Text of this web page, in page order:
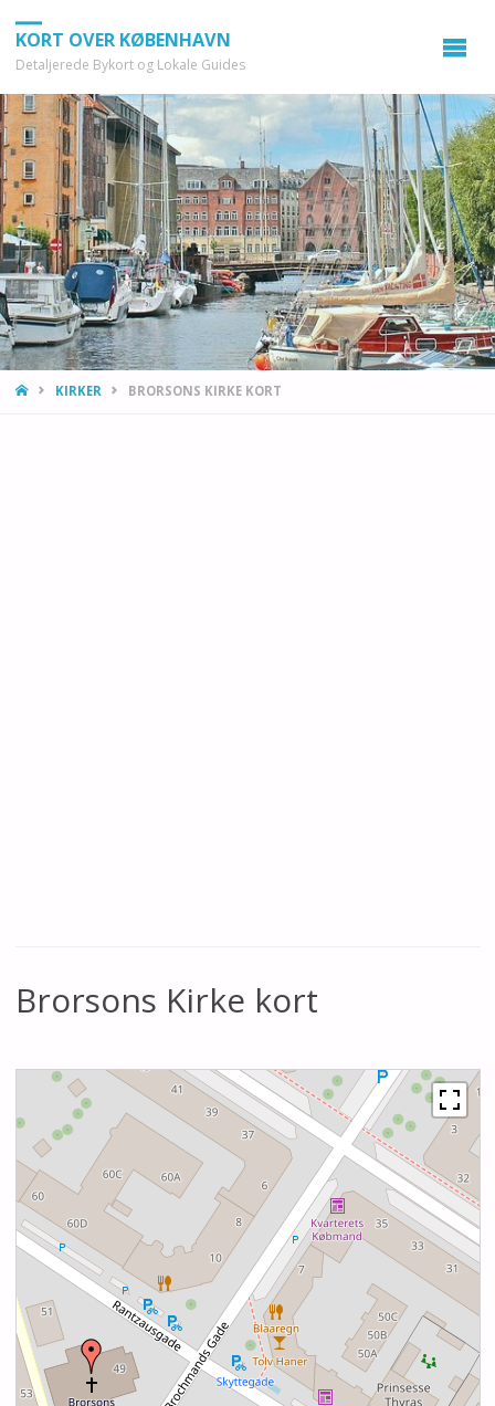
KORT OVER KØBENHAVN
Detaljerede Bykort og Lokale Guides
HOMEKIRKER BRORSONS KIRKE KORT
Brorsons Kirke kort